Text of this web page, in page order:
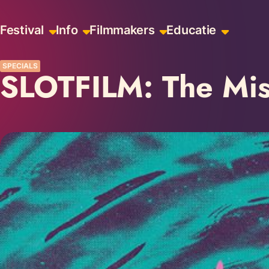
Festival Info Filmmakers Educatie
SPECIALS
SLOTFILM: The